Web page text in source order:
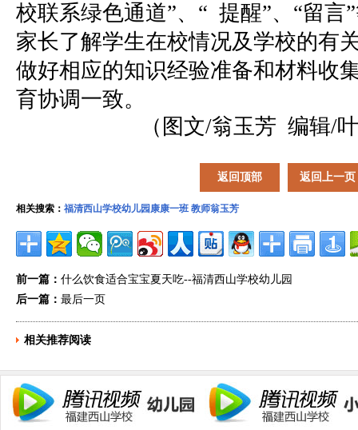
校联系绿色通道”、“ 提醒”、“留言
家长了解学生在校情况及学校的有
做好相应的知识经验准备和材料收
育协调一致。
（图文/翁玉芳 编辑/
返回顶部 返回上一页
相关搜索： 福清西山学校幼儿园康康一班 教师翁玉芳
前一篇： 什么饮食适合宝宝夏天吃--福清西山学校幼儿园
后一篇： 最后一页
相关推荐阅读